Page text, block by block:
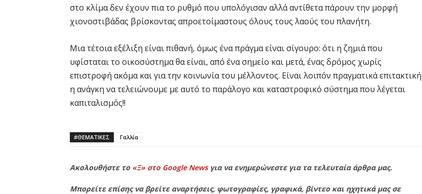
στο κλίμα δεν έχουν πια το ρυθμό που υπολόγισαν αλλά αντίθετα πάρουν την μορφή
χιονοστιβάδας βρίσκοντας απροετοίμαστους όλους τους λαούς του πλανήτη.
Μια τέτοια εξέλιξη είναι πιθανή, όμως ένα πράγμα είναι σίγουρο: ότι η ζημιά που
υφίσταται το οικοσύστημα θα είναι, από ένα σημείο και μετά, ένας δρόμος χωρίς
επιστροφή ακόμα και για την κοινωνία του μέλλοντος. Είναι λοιπόν πραγματικά επιτακτική
η ανάγκη να τελειώνουμε με αυτό το παράλογο και καταστροφικό σύστημα που λέγεται
καπιταλισμός!!
#ΘΕΜΑΤΙΚΈΣ Γαλλία
Ακολουθήστε το «Ξ» στο Google Newsγια να ενημερώνεστε για τα τελευταία άρθρα μας.
Μπορείτε επίσης να βρείτε αναρτήσεις, φωτογραφίες, γραφικά, βίντεο και ηχητικά μας σε